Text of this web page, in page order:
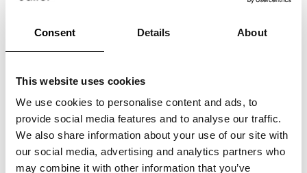
Consent Details About
This website uses cookies
We use cookies to personalise content and ads, to
provide social media features and to analyse our traffic.
We also share information about your use of our site with
our social media, advertising and analytics partners who
may combine it with other information that you’ve
vapaapäivistä. Palveluntuottajana on
tärkeää varmistaa, että asiakaskokemus
säilyy erinomaisena myös lomien aikana.
Tässä viisi vinkkiä,